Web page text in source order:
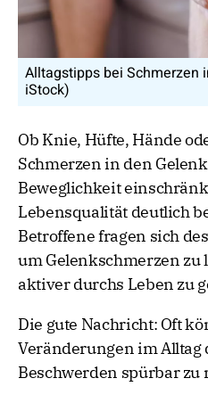
Alltagstipps bei Schmerzen
iStock)
Ob Knie, Hüfte, Hände
Schmerzen in den
Beweglichkeit
Lebensqualität deutlich
Betroffene fragen sich
um Gelenkschmerzen
aktiver durchs Leben zu
Die gute Nachricht: Oft
Veränderungen im Alltag
Beschwerden spürbar zu